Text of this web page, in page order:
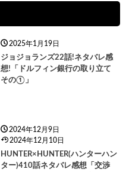
2025年1月19日
ジョジョランズ22話!ネタバレ感
想!「ドルフィン銀行の取り立て
その①」
2024年12月9日
2024年12月10日
HUNTER×HUNTER(ハンターハン
ター)410話ネタバレ感想「交渉